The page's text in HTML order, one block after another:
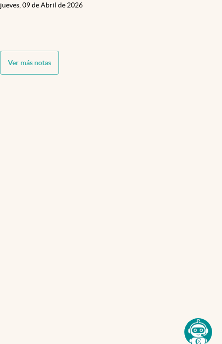
jueves, 09 de Abril de 2026
Ver más notas